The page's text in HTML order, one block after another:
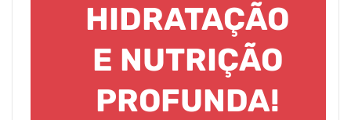
HIDRATAÇÃO
E NUTRIÇÃO
PROFUNDA!